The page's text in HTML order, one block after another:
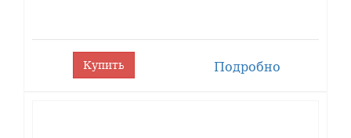
Купить Подробно